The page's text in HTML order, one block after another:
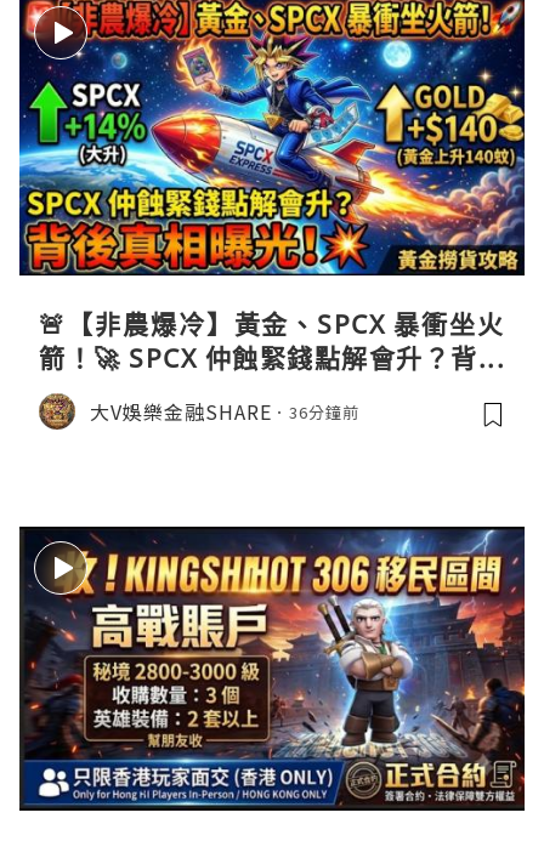
🚨【非農爆冷】黃金、SPCX 暴衝坐火
箭！🚀 SPCX 仲蝕緊錢點解會升？背後
真相曝光！💥黃金撈貨攻略
大V娛樂金融SHARE 36分鐘前